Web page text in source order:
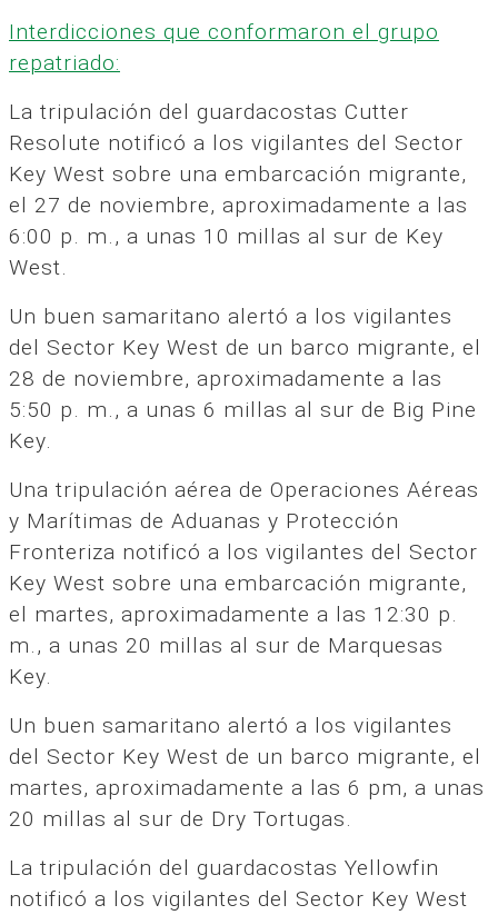
Interdicciones que conformaron el grupo
repatriado:
La tripulación del guardacostas Cutter
Resolute notificó a los vigilantes del Sector
Key West sobre una embarcación migrante,
el 27 de noviembre, aproximadamente a las
6:00 p. m., a unas 10 millas al sur de Key
West.
Un buen samaritano alertó a los vigilantes
del Sector Key West de un barco migrante, el
28 de noviembre, aproximadamente a las
5:50 p. m., a unas 6 millas al sur de Big Pine
Key.
Una tripulación aérea de Operaciones Aéreas
y Marítimas de Aduanas y Protección
Fronteriza notificó a los vigilantes del Sector
Key West sobre una embarcación migrante,
el martes, aproximadamente a las 12:30 p.
m., a unas 20 millas al sur de Marquesas
Key.
Un buen samaritano alertó a los vigilantes
del Sector Key West de un barco migrante, el
martes, aproximadamente a las 6 pm, a unas
20 millas al sur de Dry Tortugas.
La tripulación del guardacostas Yellowfin
notificó a los vigilantes del Sector Key West